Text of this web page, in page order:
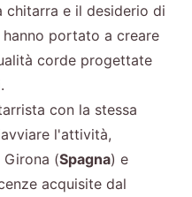
chitarra e il desiderio di
portato a creare
corde progettate
con la stessa
l'attività,
(Spagna) e
acquisite dal